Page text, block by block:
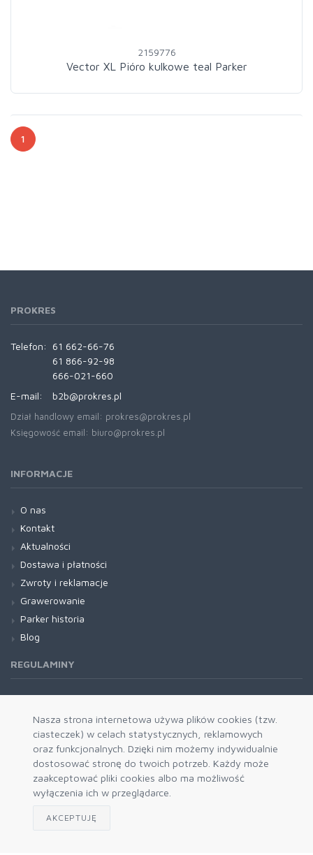
Nasza strona internetowa używa plików cookies (tzw.
ciasteczek) w celach statystycznych, reklamowych
oraz funkcjonalnych. Dzięki nim możemy indywidualnie
dostosować stronę do twoich potrzeb. Każdy może
zaakceptować pliki cookies albo ma możliwość
wyłączenia ich w przeglądarce.
AKCEPTUJĘ
2159776
Vector XL Pióro kulkowe teal Parker
1
PROKRES
Telefon:
61 662-66-76
61 866-92-98
666-021-660
E-mail:
b2b@prokres.pl
Dział handlowy email: prokres@prokres.pl
Księgowość email: biuro@prokres.pl
INFORMACJE
O nas
Kontakt
Aktualności
Dostawa i płatności
Zwroty i reklamacje
Grawerowanie
Parker historia
Blog
REGULAMINY